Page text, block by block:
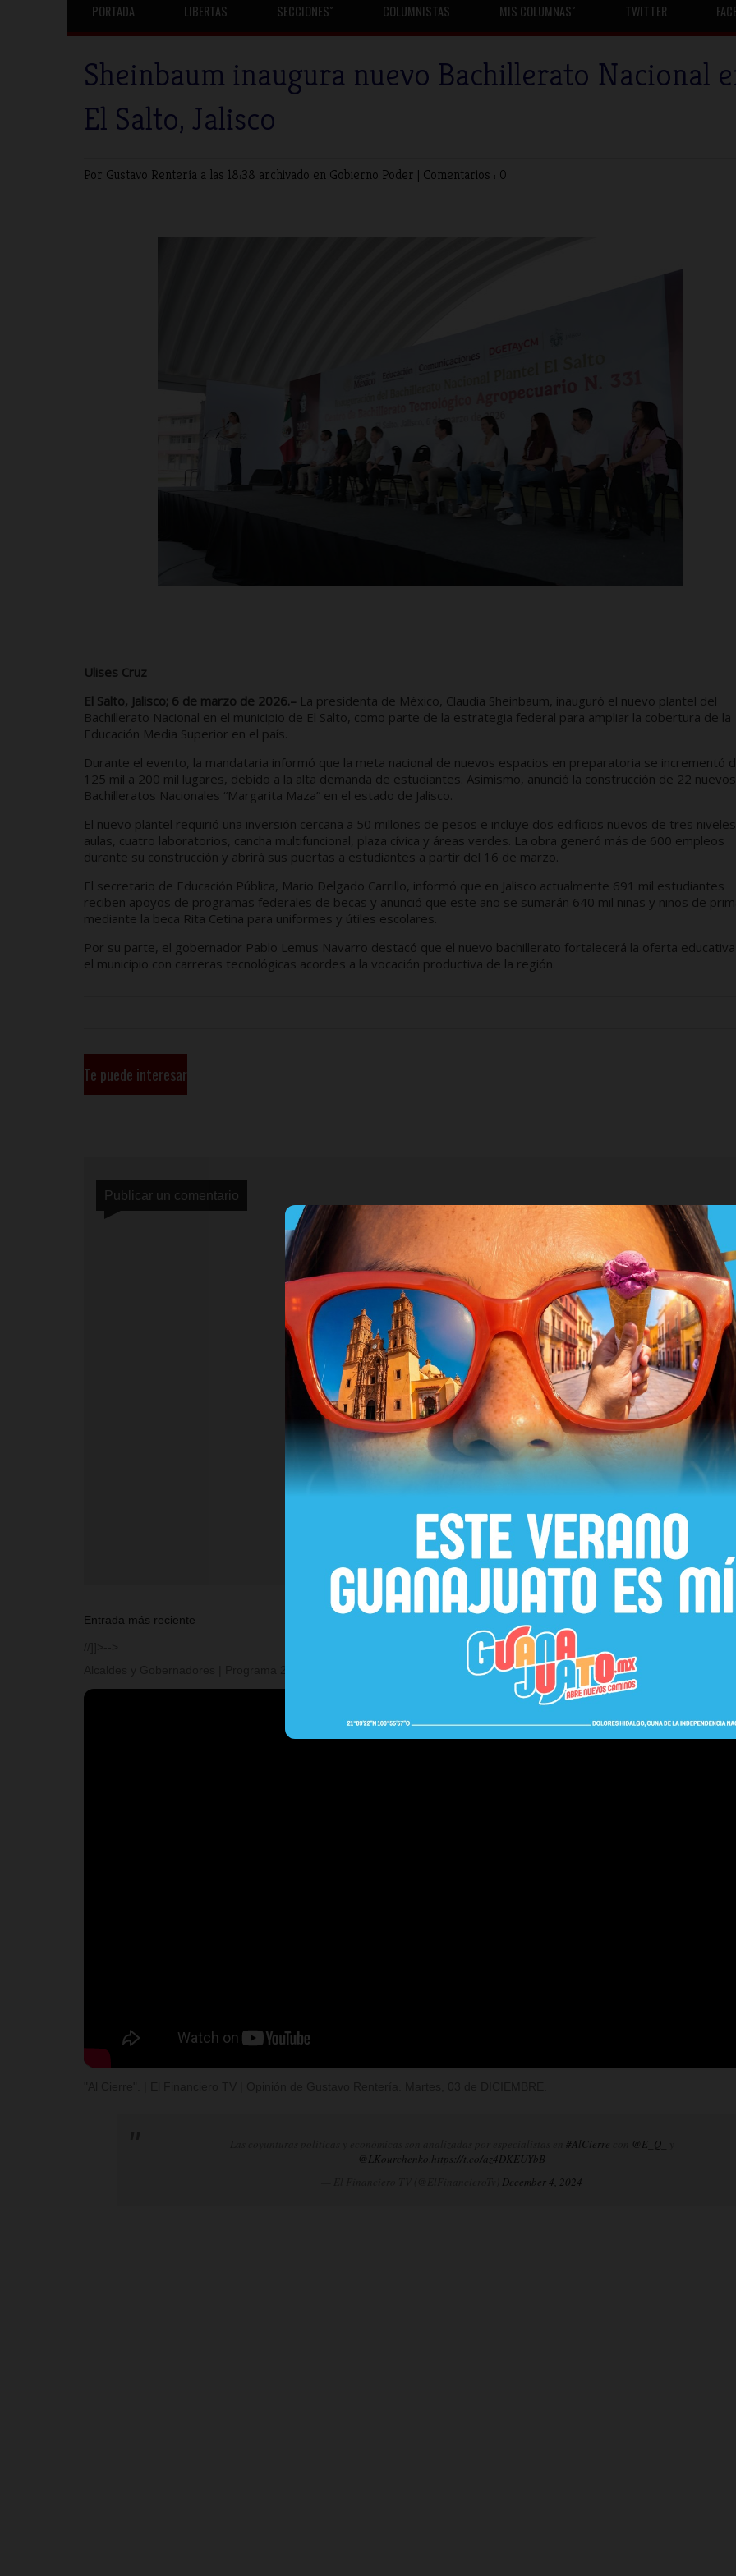
PORTADA LIBERTAS SECCIONESˇ COLUMNISTAS MIS COLUMNASˇ TWITTER
Sheinbaum inaugura nuevo Bachillerato Nacional
El Salto, Jalisco
Por Gustavo Rentería a las 18:38 archivado en Gobierno Poder | Comentarios : 0
Ulises Cruz
El Salto, Jalisco; 6 de marzo de 2026.– La presidenta de México, Claudia Sheinbaum, inauguró el nuevo plantel del
Bachillerato Nacional en el municipio de El Salto, como parte de la estrategia federal para ampliar la cobertura de la
Educación Media Superior en el país.
Durante el evento, la mandataria informó que la meta nacional de nuevos espacios en preparatoria se incrementó
125 mil a 200 mil lugares, debido a la alta demanda de estudiantes. Asimismo, anunció la construcción de 22 nuevos
Bachilleratos Nacionales “Margarita Maza” en el estado de Jalisco.
El nuevo plantel requirió una inversión cercana a 50 millones de pesos e incluye dos edificios nuevos de tres
aulas, cuatro laboratorios, cancha multifuncional, plaza cívica y áreas verdes. La obra generó más de 600 empleos
durante su construcción y abrirá sus puertas a estudiantes a partir del 16 de marzo.
El secretario de Educación Pública, Mario Delgado Carrillo, informó que en Jalisco actualmente 691 mil estudiantes
reciben apoyos de programas federales de becas y anunció que este año se sumarán 640 mil niñas y niños de
mediante la beca Rita Cetina para uniformes y útiles escolares.
Por su parte, el gobernador Pablo Lemus Navarro destacó que el nuevo bachillerato fortalecerá la oferta
el municipio con carreras tecnológicas acordes a la vocación productiva de la región.
Te puede interesar
Publicar un comentario
Entrada más reciente
#AlCierre @E_Q_
@LKourchenko https://t.co/az4DKEUYbB
December 4, 2024